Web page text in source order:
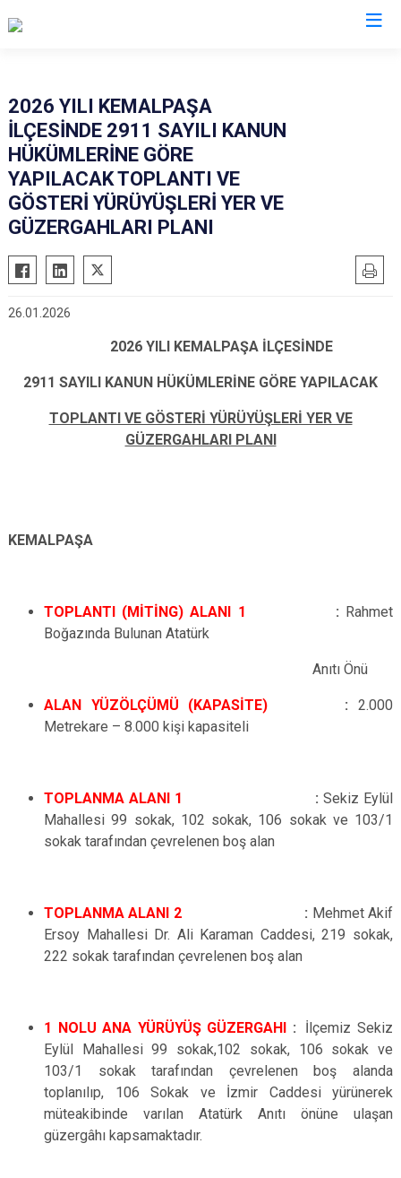
Aliağa
Balçova
Bayındır
Bergama
Beydağ
Bornova
Buca
Dikili
Foça
Gaziemir
Güzelbahçe
Karaburun
Menderes
Menemen
Ödemiş
Karabağlar
2026 YILI KEMALPAŞA
İLÇESİNDE 2911 SAYILI KANUN
HÜKÜMLERİNE GÖRE
YAPILACAK TOPLANTI VE
GÖSTERİ YÜRÜYÜŞLERİ YER VE
GÜZERGAHLARI PLANI
26.01.2026
2026 YILI KEMALPAŞA İLÇESİNDE
2911 SAYILI KANUN HÜKÜMLERİNE GÖRE YAPILACAK
TOPLANTI VE GÖSTERİ YÜRÜYÜŞLERİ YER VE
GÜZERGAHLARI PLANI
KEMALPAŞA
TOPLANTI (MİTİNG) ALANI 1 : Rahmet
Boğazında Bulunan Atatürk
Anıtı Önü
ALAN YÜZÖLÇÜMÜ (KAPASİTE) :2.000
Metrekare – 8.000 kişi kapasiteli
TOPLANMA ALANI 1 : Sekiz Eylül
Mahallesi 99 sokak, 102 sokak, 106 sokak ve 103/1
sokak tarafından çevrelenen boş alan
TOPLANMA ALANI 2 : Mehmet Akif
Ersoy Mahallesi Dr. Ali Karaman Caddesi, 219 sokak,
222 sokak tarafından çevrelenen boş alan
1 NOLU ANA YÜRÜYÜŞ GÜZERGAHI :
İlçemiz Sekiz
Eylül Mahallesi 99 sokak,102 sokak, 106 sokak ve
103/1 sokak tarafından çevrelenen boş alanda
toplanılıp, 106 Sokak ve İzmir Caddesi yürünerek
müteakibinde varılan Atatürk Anıtı önüne ulaşan
güzergâhı kapsamaktadır.